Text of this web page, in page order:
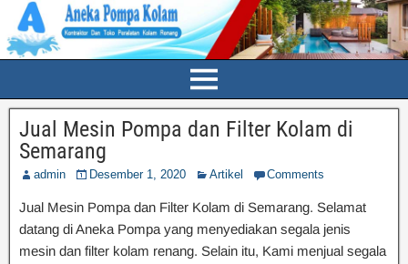
Jual Mesin Pompa dan Filter Kolam di
Semarang
admin Desember 1, 2020 Artikel Comments
Jual Mesin Pompa dan Filter Kolam di Semarang. Selamat
datang di Aneka Pompa yang menyediakan segala jenis
mesin dan filter kolam renang. Selain itu, Kami menjual segala